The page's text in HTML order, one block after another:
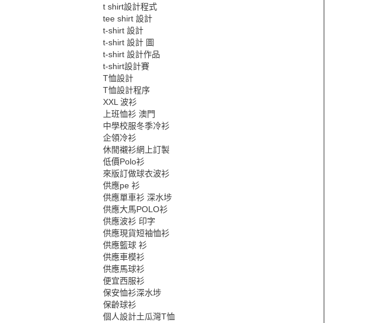
t shirt設計程式
tee shirt 設計
t-shirt 設計
t-shirt 設計 圖
t-shirt 設計作品
t-shirt設計賽
T恤設計
T恤設計程序
XXL 波衫
上班恤衫 澳門
中學校服冬季冷衫
企領冷衫
休閒襯衫網上訂製
低價Polo衫
來版訂做球衣波衫
供應pe 衫
供應單車衫 深水埗
供應大馬POLO衫
供應波衫 印字
供應現貨短袖恤衫
供應籃球 衫
供應車模衫
供應馬球衫
便宜西服衫
保安恤衫深水埗
保齡球衫
個人設計土瓜灣T恤